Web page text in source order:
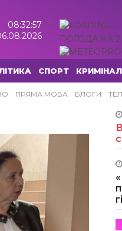
08:32:58
ПОГОДА НА 2
СПОРТ КРИМІНАЛ
ПРЯМА МОВА БЛОГИ